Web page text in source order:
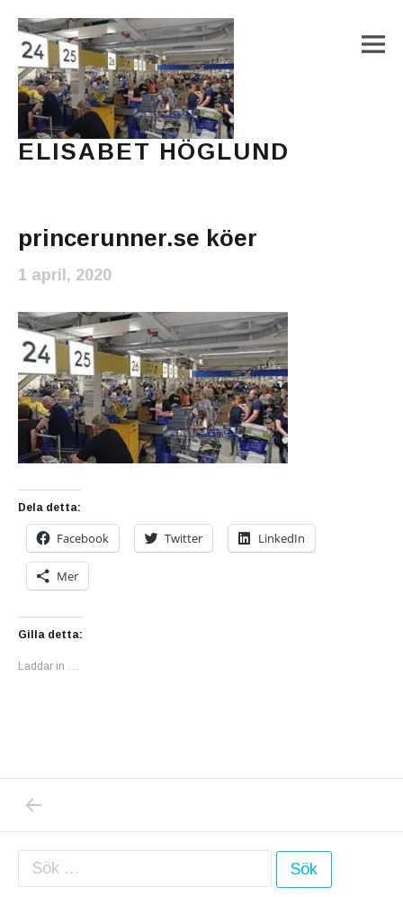
ELISABET HÖGLUND
princerunner.se köer
1 april, 2020
Dela detta:
Facebook Twitter LinkedIn
Mer
Gilla detta:
Laddar in …
Inläggsnavigering
Sök efter: